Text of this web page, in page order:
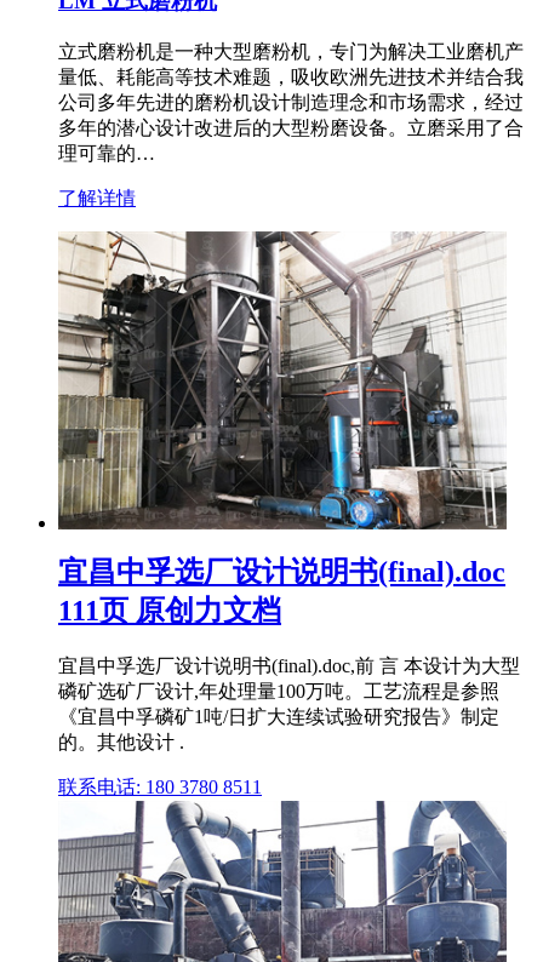
立式磨粉机是一种大型磨粉机，专门为解决工业磨机产
量低、耗能高等技术难题，吸收欧洲先进技术并结合我
公司多年先进的磨粉机设计制造理念和市场需求，经过
多年的潜心设计改进后的大型粉磨设备。立磨采用了合
理可靠的…
了解详情
宜昌中孚选厂设计说明书(final).doc
111页 原创力文档
宜昌中孚选厂设计说明书(final).doc,前 言 本设计为大型
磷矿选矿厂设计,年处理量100万吨。工艺流程是参照
《宜昌中孚磷矿1吨/日扩大连续试验研究报告》制定
的。其他设计 .
联系电话: 180 3780 8511